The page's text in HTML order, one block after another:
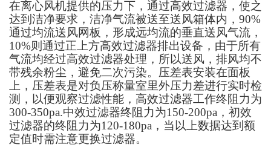
在离心风机提供的压力下，通过高效过滤器，使之
达到洁净要求，洁净气流被送至送风箱体内， 90%
通过均流送风网板，形成远均流的垂直送风气流，
10%则通过正上方高效过滤器排出设备，由于所有
气流均经过高效过滤器处理，所以送风，排风均不
带残余粉尘，避免二次污染。压差表安装在面板
上，压差表是对负压称量室里外压力差进行实时检
测，以便观察过滤性能，高效过滤器工作终阻力为
300-350pa.中效过滤器终阻力为150-200pa，初效
过滤器的终阻力为120-180pa，当以上数据达到额
定值时需注意更换过滤器。